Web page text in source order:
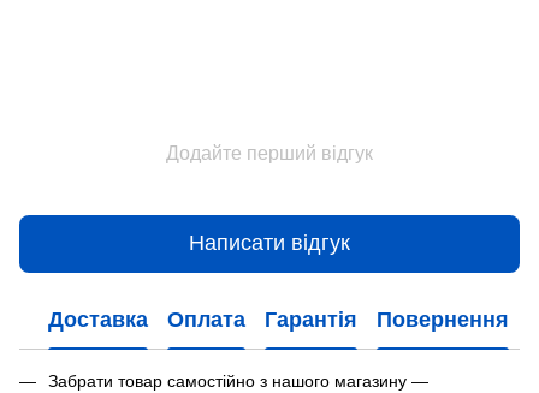
Додайте перший відгук
Написати відгук
Доставка Оплата Гарантія Повернення
Забрати товар самостійно з нашого магазину —